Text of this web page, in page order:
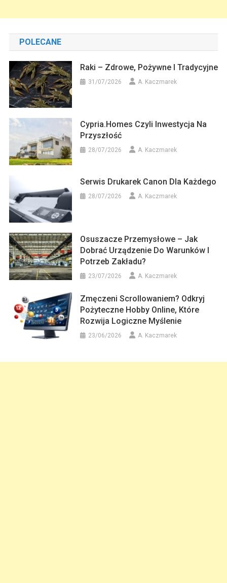
POLECANE
Raki – Zdrowe, Pożywne I Tradycyjne
31/07/2026 A. Kaczmarek
Cypria.homes Czyli Inwestycja Na
Przyszłość
28/07/2026 A. Kaczmarek
Serwis Drukarek Canon Dla Każdego
28/07/2026 A. Kaczmarek
Osuszacze Przemysłowe – Jak
Dobrać Urządzenie Do Warunków I
Potrzeb Zakładu?
23/07/2026 A. Kaczmarek
Zmęczeni Scrollowaniem? Odkryj
Pożyteczne Hobby Online, Które
Rozwija Logiczne Myślenie
23/06/2026 A. Kaczmarek